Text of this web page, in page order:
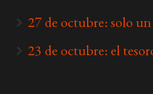
27 de octubre: solo
23 de octubre: el